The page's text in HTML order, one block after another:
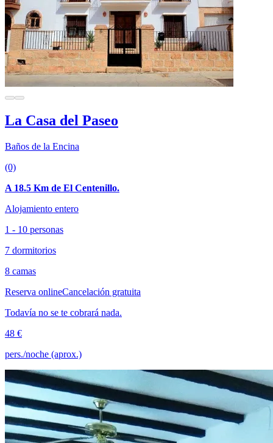
La Casa del Paseo
Baños de la Encina
(0)
A 18.5 Km de El Centenillo.
Alojamiento entero
1 - 10 personas
7 dormitorios
8 camas
Reserva onlineCancelación gratuita
Todavía no se te cobrará nada.
48 €
pers./noche (aprox.)